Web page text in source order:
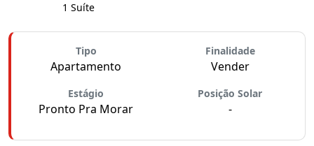
1 Suíte
Tipo
Apartamento
Finalidade
Vender
Estágio
Pronto Pra Morar
Posição Solar
-